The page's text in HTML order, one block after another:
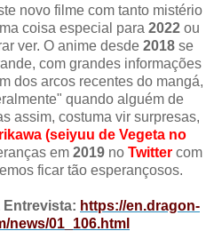
novo filme com tanto mistério
coisa especial para 2022ou
ver. O anime desde 2018 se
com grandes informações
dos arcos recentes do mangá,
quando alguém de
assim, costuma vir surpresas,
(seiyuu de Vegeta no
em 2019 no Twitter com
ficar tão esperançosos.
Entrevista: https://en.dragon-
news/01_106.html